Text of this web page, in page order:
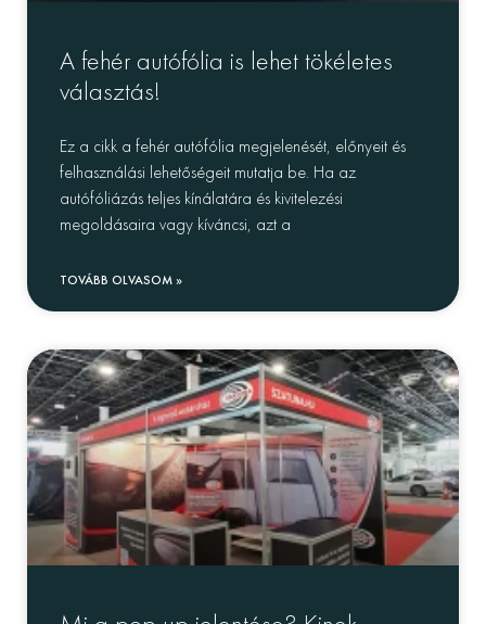
A fehér autófólia is lehet tökéletes
választás!
Ez a cikk a fehér autófólia megjelenését, előnyeit és
felhasználási lehetőségeit mutatja be. Ha az
autófóliázás teljes kínálatára és kivitelezési
megoldásaira vagy kíváncsi, azt a
TOVÁBB OLVASOM »